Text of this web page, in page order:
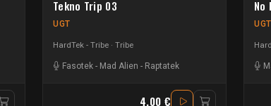
Tekno Trip 03
UGT
HardTek - Tribe Tribe
Fasotek - Mad Alien - Raptatek
4.00 €
No
UGT